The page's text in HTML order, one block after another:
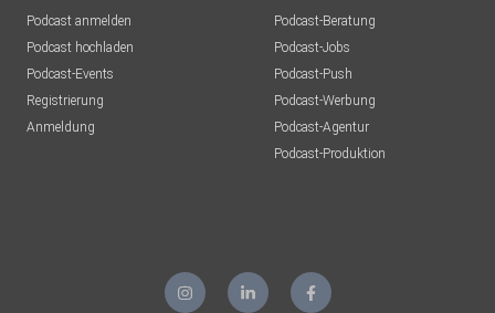
Podcast anmelden
Podcast hochladen
Podcast-Events
Registrierung
Anmeldung
Podcast-Beratung
Podcast-Jobs
Podcast-Push
Podcast-Werbung
Podcast-Agentur
Podcast-Produktion